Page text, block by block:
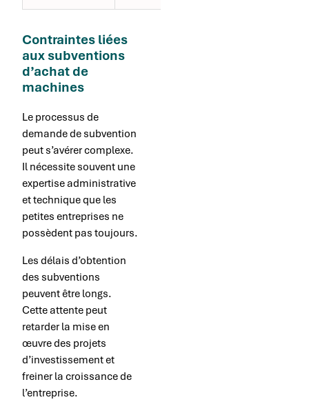
Contraintes liées
aux subventions
d’achat de
machines
Le processus de
demande de subvention
peut s’avérer complexe.
Il nécessite souvent une
expertise administrative
et technique que les
petites entreprises ne
possèdent pas toujours.
Les délais d’obtention
des subventions
peuvent être longs.
Cette attente peut
retarder la mise en
œuvre des projets
d’investissement et
freiner la croissance de
l’entreprise.